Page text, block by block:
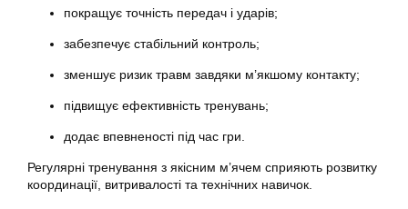
покращує точність передач і ударів;
забезпечує стабільний контроль;
зменшує ризик травм завдяки м’якшому контакту;
підвищує ефективність тренувань;
додає впевненості під час гри.
Регулярні тренування з якісним м’ячем сприяють розвитку
координації, витривалості та технічних навичок.